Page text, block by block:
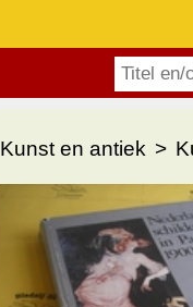
Kunst en antiek